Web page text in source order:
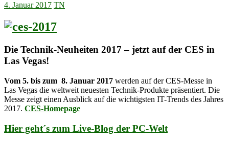
4. Januar 2017 TN
Die Technik-Neuheiten 2017 – jetzt auf der CES in
Las Vegas!
Vom 5. bis zum 8. Januar 2017 werden auf der CES-Messe in
Las Vegas die weltweit neuesten Technik-Produkte präsentiert. Die
Messe zeigt einen Ausblick auf die wichtigsten IT-Trends des Jahres
2017. CES-Homepage
Hier geht´s zum Live-Blog der PC-Welt